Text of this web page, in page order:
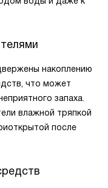
накоплению
что может
запаха.
влажной тряпкой
после